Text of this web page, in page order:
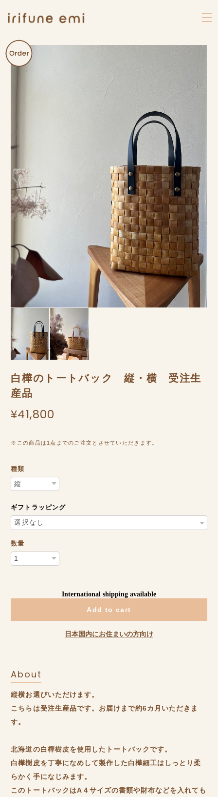
白樺のトートバック 縦・横 受注生
産品
¥41,800
※この商品は1点までのご注文とさせていただきます。
種類
ギフトラッピング
数量
International shipping available
Add to cart
日本国内にお住まいの方向け
About
縦横お選びいただけます。
こちらは受注生産品です。お届けまで約6カ月いただきま
す。
北海道の白樺樹皮を使用したトートバックです。
白樺樹皮を丁寧になめして製作した白樺細工はしっとり柔
らかく手になじみます。
このトートバックはA４サイズの書類や財布などを入れても